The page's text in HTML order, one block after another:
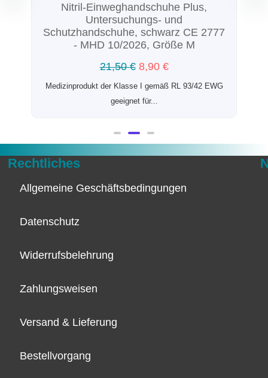
Nitril-Einweghandschuhe Plus,
Untersuchungs- und
Schutzhandschuhe, schwarz CE 2777
- MHD 10/2026, Größe M
21,50€ 8,90 €
Medizinprodukt der Klasse I gemäß RL 93/42 EWG
geeignet für...
Rechtliches
Allgemeine Geschäftsbedingungen
Datenschutz
Widerrufsbelehrung
Zahlungsweisen
Versand & Lieferung
Bestellvorgang